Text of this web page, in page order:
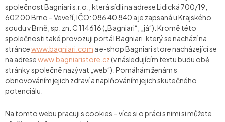
společnost Bagniari s.r.o., která sídlí na adrese Lidická 700/19,
602 00 Brno – Veveří, IČO: 086 40 840 a je zapsaná u Krajského
soudu v Brně, sp. zn. C 114616 („ Bagniari“, „ já“). Kromě této
společnosti také provozuji portál Bagniari, který se nachází na
stráncewww.bagniari.com a e-shop Bagniari store nacházející se
na adresewww.bagniaristore.cz(v následujícím textu budu obě
stránky společně nazývat „ web“). Pomáhám ženám s
obnovováním jejich zdraví a naplňováním jejich skutečného
potenciálu.
Na tomto webu pracuji s cookies – více si o práci s nimi si můžete